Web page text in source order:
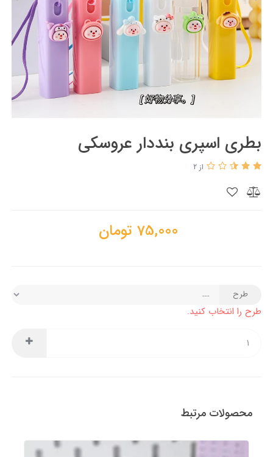
بطری اسپری بنددار عروسکی
از 2
75,000 تومان
طرح
طرح را انتخاب کنید.
محصولات مرتبط